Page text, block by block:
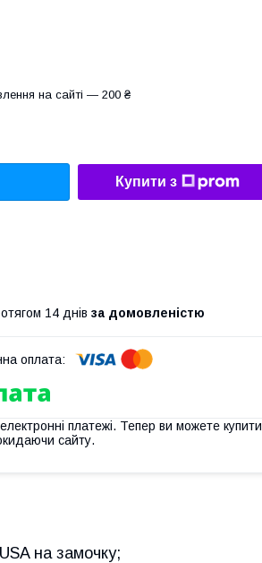
на сайті — 200 ₴
Купити з
14 днів за домовленістю
платежі. Тепер ви можете купити
сайту.
на замочку;